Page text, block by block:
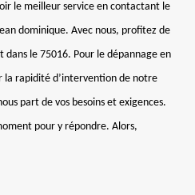
le meilleur service en contactant le
dominique. Avec nous, profitez de
dans le 75016. Pour le dépannage en
la rapidité d’intervention de notre
part de vos besoins et exigences.
pour y répondre. Alors,